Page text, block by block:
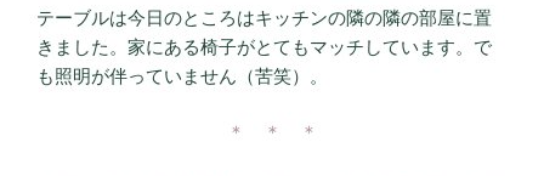
テーブルは今日のところはキッチンの隣の隣の部屋に置
きました。家にある椅子がとてもマッチしています。で
も照明が伴っていません（苦笑）。
＊ ＊ ＊